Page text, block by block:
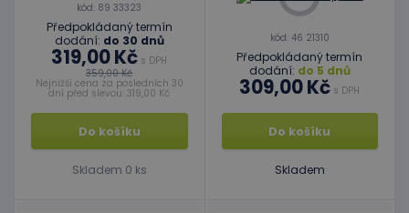
kód: 89 33323
Předpokládaný termín
dodání: do 30 dnů
319,00 Kč s DPH
359,00 Kč
Nejnižší cena za posledních 30
dní před slevou: 319,00 Kč
Do košíku
Skladem 0 ks
kód: 46 21310
Předpokládaný termín
dodání: do 5 dnů
309,00 Kč s DPH
Do košíku
Skladem